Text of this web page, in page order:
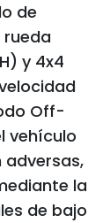
de
y 4x4
Off-
vehículo
adversas,
la
de bajo